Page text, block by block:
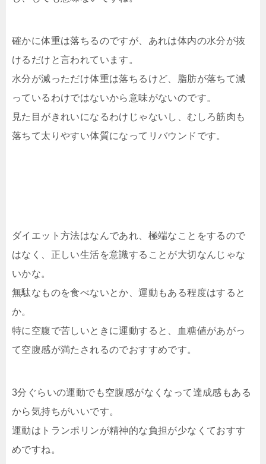
確かに体重は落ちるのですが、あれは体内の水分が抜
けるだけと言われています。
水分が減っただけ体重は落ちるけど、脂肪が落ちて減
っているわけではないから意味がないのです。
見た目がきれいになるわけじゃないし、むしろ筋肉も
落ちて太りやすい体質になってリバウンドです。
ダイエット方法はなんであれ、極端なことをするので
はなく、正しい生活を意識することが大切なんじゃな
いかな。
無駄なものを食べないとか、運動もある程度はすると
か。
特に空腹で苦しいときに運動すると、血糖値があがっ
て空腹感が満たされるのでおすすめです。
3分ぐらいの運動でも空腹感がなくなって達成感もある
から気持ちがいいです。
運動はトランポリンが精神的な負担が少なくておすす
めですね。